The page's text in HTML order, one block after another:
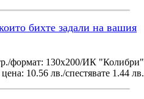
бихте задали на вашия
формат: 130х200/ИК "Колибри"
10.56 лв./спестявате 1.44 лв.